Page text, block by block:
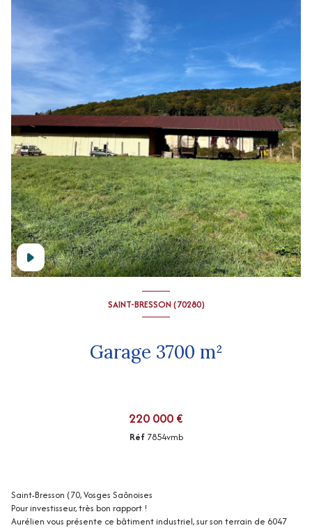
SAINT-BRESSON (70280)
Garage 3700 m²
220 000 €
Réf 7854vmb
Saint-Bresson (70, Vosges Saônoises
Pour investisseur, très bon rapport !
Aurélien vous présente ce bâtiment industriel, sur son terrain de 6047